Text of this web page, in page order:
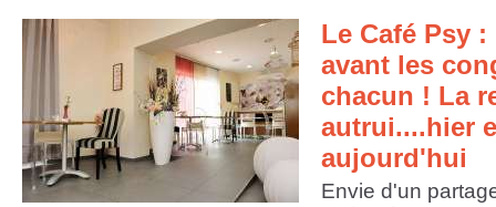
Le Café Psy
avant les
chacun ! La
autrui....hier
aujourd'hui
Envie d'un